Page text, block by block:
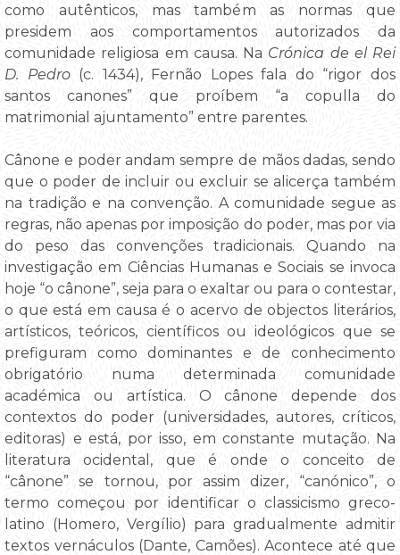
como autênticos, mas também as normas que
presidem aos comportamentos autorizados da
comunidade religiosa em causa. Na Crónica de el Rei
D. Pedro(c. 1434), Fernão Lopes fala do “rigor dos
santos canones” que proíbem “a copulla do
matrimonial ajuntamento” entre parentes.
Cânone e poder andam sempre de mãos dadas, sendo
que o poder de incluir ou excluir se alicerça também
na tradição e na convenção. A comunidade segue as
regras, não apenas por imposição do poder, mas por via
do peso das convenções tradicionais. Quando na
investigação em Ciências Humanas e Sociais se invoca
hoje “o cânone”, seja para o exaltar ou para o contestar,
o que está em causa é o acervo de objectos literários,
artísticos, teóricos, científicos ou ideológicos que se
prefiguram como dominantes e de conhecimento
obrigatório numa determinada comunidade
académica ou artística. O cânone depende dos
contextos do poder (universidades, autores, críticos,
editoras) e está, por isso, em constante mutação. Na
literatura ocidental, que é onde o conceito de
“cânone” se tornou, por assim dizer, “canónico”, o
termo começou por identificar o classicismo greco-
latino (Homero, Vergílio) para gradualmente admitir
textos vernáculos (Dante, Camões). Acontece até que